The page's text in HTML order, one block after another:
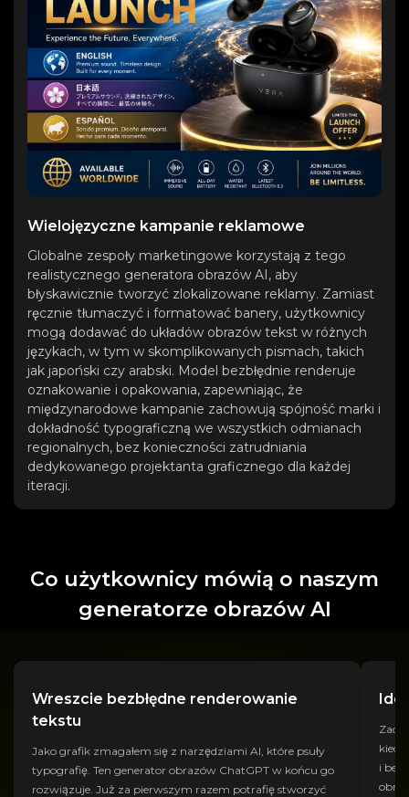
Wielojęzyczne kampanie reklamowe
Globalne zespoły marketingowe korzystają z tego
realistycznego generatora obrazów AI, aby
błyskawicznie tworzyć zlokalizowane reklamy. Zamiast
ręcznie tłumaczyć i formatować banery, użytkownicy
mogą dodawać do układów obrazów tekst w różnych
językach, w tym w skomplikowanych pismach, takich
jak japoński czy arabski. Model bezbłędnie renderuje
oznakowanie i opakowania, zapewniając, że
międzynarodowe kampanie zachowują spójność marki i
dokładność typograficzną we wszystkich odmianach
regionalnych, bez konieczności zatrudniania
dedykowanego projektanta graficznego dla każdej
iteracji.
Co użytkownicy mówią o naszym
generatorze obrazów AI
Wreszcie bezbłędne renderowanie
tekstu
Jako grafik zmagałem się z narzędziami AI, które psuły
typografię. Ten generator obrazów ChatGPT w końcu go
rozwiązuje. Już za pierwszym razem potrafię stworzyć
i bez